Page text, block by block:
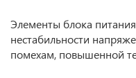
Элементы блока
нестабильности
помехам, повышенной